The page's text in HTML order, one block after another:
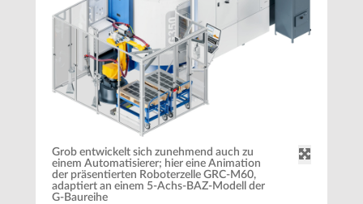
Grob entwickelt sich zunehmend auch zu
einem Automatisierer; hier eine Animation
der präsentierten Roboterzelle GRC-M60,
adaptiert an einem 5-Achs-BAZ-Modell der
G-Baureihe